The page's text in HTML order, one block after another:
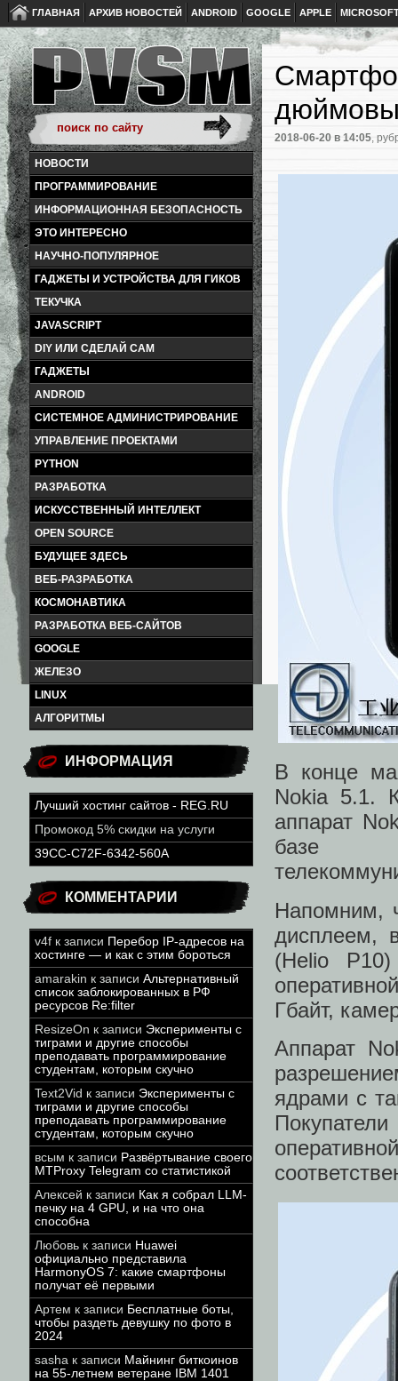
ГЛАВНАЯ АРХИВ НОВОСТЕЙ ANDROID GOOGLE APPLE
НОВОСТИ
ПРОГРАММИРОВАНИЕ
ИНФОРМАЦИОННАЯ БЕЗОПАСНОСТЬ
ЭТО ИНТЕРЕСНО
НАУЧНО-ПОПУЛЯРНОЕ
ГАДЖЕТЫ И УСТРОЙСТВА ДЛЯ ГИКОВ
ТЕКУЧКА
JAVASCRIPT
DIY ИЛИ СДЕЛАЙ САМ
ГАДЖЕТЫ
ANDROID
СИСТЕМНОЕ АДМИНИСТРИРОВАНИЕ
УПРАВЛЕНИЕ ПРОЕКТАМИ
PYTHON
РАЗРАБОТКА
ИСКУССТВЕННЫЙ ИНТЕЛЛЕКТ
OPEN SOURCE
БУДУЩЕЕ ЗДЕСЬ
ВЕБ-РАЗРАБОТКА
КОСМОНАВТИКА
РАЗРАБОТКА ВЕБ-САЙТОВ
GOOGLE
ЖЕЛЕЗО
LINUX
АЛГОРИТМЫ
ИНФОРМАЦИЯ
Лучший хостинг сайтов - REG.RU
Промокод 5% скидки на услуги
39CC-C72F-6342-560A
КОММЕНТАРИИ
v4f к записи Перебор IP-адресов на
хостинге — и как с этим бороться
amarakin к записи Альтернативный
список заблокированных в РФ
ресурсов Re:filter
ResizeOn к записи Эксперименты с
тиграми и другие способы
преподавать программирование
студентам, которым скучно
Text2Vid к записи Эксперименты с
тиграми и другие способы
преподавать программирование
студентам, которым скучно
всым к записи Развёртывание своего
MTProxy Telegram со статистикой
Алексей к записи Как я собрал LLM-
печку на 4 GPU, и на что она
способна
Любовь к записи Huawei
официально представила
HarmonyOS 7: какие смартфоны
получат её первыми
Артем к записи Бесплатные боты,
чтобы раздеть девушку по фото в
2024
sasha к записи Майнинг биткоинов
на 55-летнем ветеране IBM 1401
2018-06-20 в 14:05,
В конце
Nokia 5.1.
аппарат
базе
Напомним,
дисплеем,
(Helio
Гбайт,
Аппарат
ядрами с